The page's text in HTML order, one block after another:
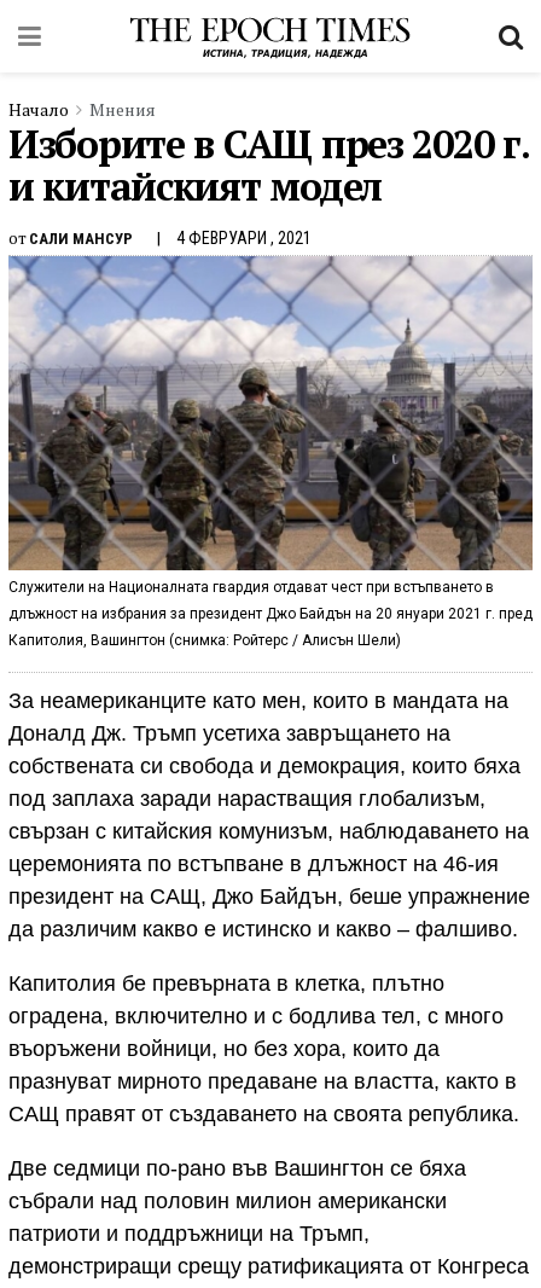
Начало Мнения
Изборите в САЩ през 2020 г.
и китайският модел
от САЛИ МАНСУР 4 ФЕВРУАРИ , 2021
Служители на Националната гвардия отдават чест при встъпването в
длъжност на избрания за президент Джо Байдън на 20 януари 2021 г. пред
Капитолия, Вашингтон (снимка: Ройтерс / Алисън Шели)
За неамериканците като мен, които в мандата на
Доналд Дж. Тръмп усетиха завръщането на
собствената си свобода и демокрация, които бяха
под заплаха заради нарастващия глобализъм,
свързан с китайския комунизъм, наблюдаването на
церемонията по встъпване в длъжност на 46-ия
президент на САЩ, Джо Байдън, беше упражнение
да различим какво е истинско и какво – фалшиво.
Капитолия бе превърната в клетка, плътно
оградена, включително и с бодлива тел, с много
въоръжени войници, но без хора, които да
празнуват мирното предаване на властта, както в
САЩ правят от създаването на своята република.
Две седмици по-рано във Вашингтон се бяха
събрали над половин милион американски
патриоти и поддръжници на Тръмп,
демонстриращи срещу ратификацията от Конгреса